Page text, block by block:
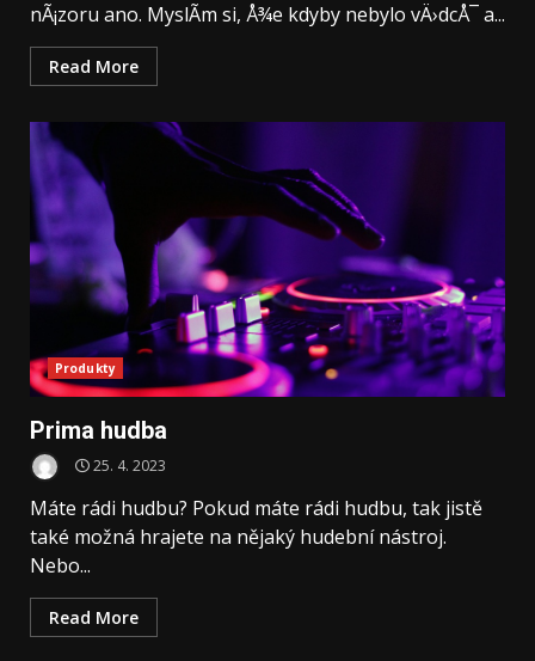
nÃ¡zoru ano. MyslÃ­m si, Å¾e kdyby nebylo vÄ›dcÅ¯ a...
Read More
Produkty
Prima hudba
25. 4. 2023
Máte rádi hudbu? Pokud máte rádi hudbu, tak jistě
také možná hrajete na nějaký hudební nástroj.
Nebo...
Read More